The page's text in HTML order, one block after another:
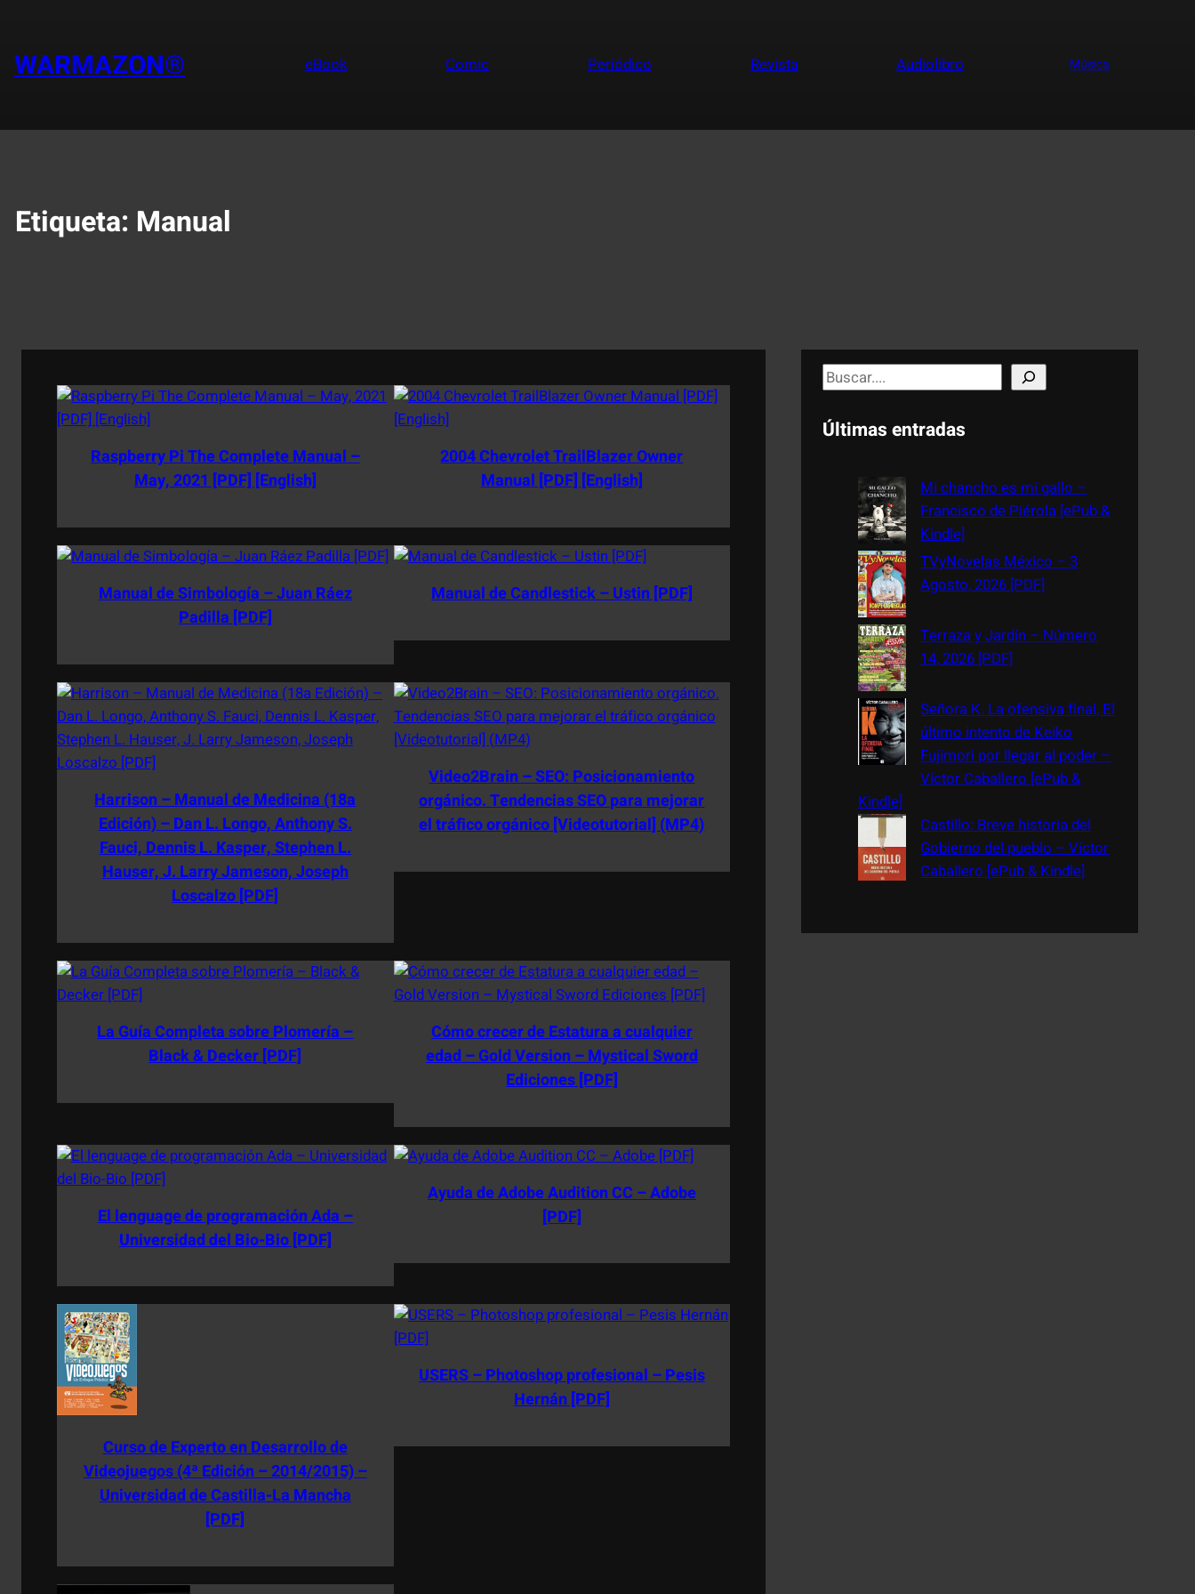
contenido
WARMAZON® eBook Comic Periódico Revista Audiolibro Música
Etiqueta: Manual
Raspberry Pi The Complete Manual –
May, 2021 [PDF] [English]
2004 Chevrolet TrailBlazer Owner
Manual [PDF] [English]
Manual de Simbología – Juan Ráez
Padilla [PDF]
Manual de Candlestick – Ustin [PDF]
Harrison – Manual de Medicina (18a
Edición) – Dan L. Longo, Anthony S.
Fauci, Dennis L. Kasper, Stephen L.
Hauser, J. Larry Jameson, Joseph
Loscalzo [PDF]
Video2Brain – SEO: Posicionamiento
orgánico. Tendencias SEO para mejorar
el tráfico orgánico [Videotutorial] (MP4)
La Guía Completa sobre Plomería –
Black & Decker [PDF]
Cómo crecer de Estatura a cualquier
edad – Gold Version – Mystical Sword
Ediciones [PDF]
El lenguage de programación Ada –
Universidad del Bio-Bio [PDF]
Ayuda de Adobe Audition CC – Adobe
[PDF]
Curso de Experto en Desarrollo de
Videojuegos (4ª Edición – 2014/2015) –
Universidad de Castilla-La Mancha
[PDF]
USERS – Photoshop profesional – Pesis
Hernán [PDF]
S
e
a
r
Últimas entradas
Mi chancho es mi gallo –
Francisco de Piérola [ePub &
Kindle]
TVyNovelas México – 3
Agosto, 2026 [PDF]
Terraza y Jardín – Número
14, 2026 [PDF]
Señora K. La ofensiva final, El
último intento de Keiko
Fujimori por llegar al poder –
Víctor Caballero [ePub &
Kindle]
Castillo: Breve historia del
Gobierno del pueblo – Víctor
Caballero [ePub & Kindle]